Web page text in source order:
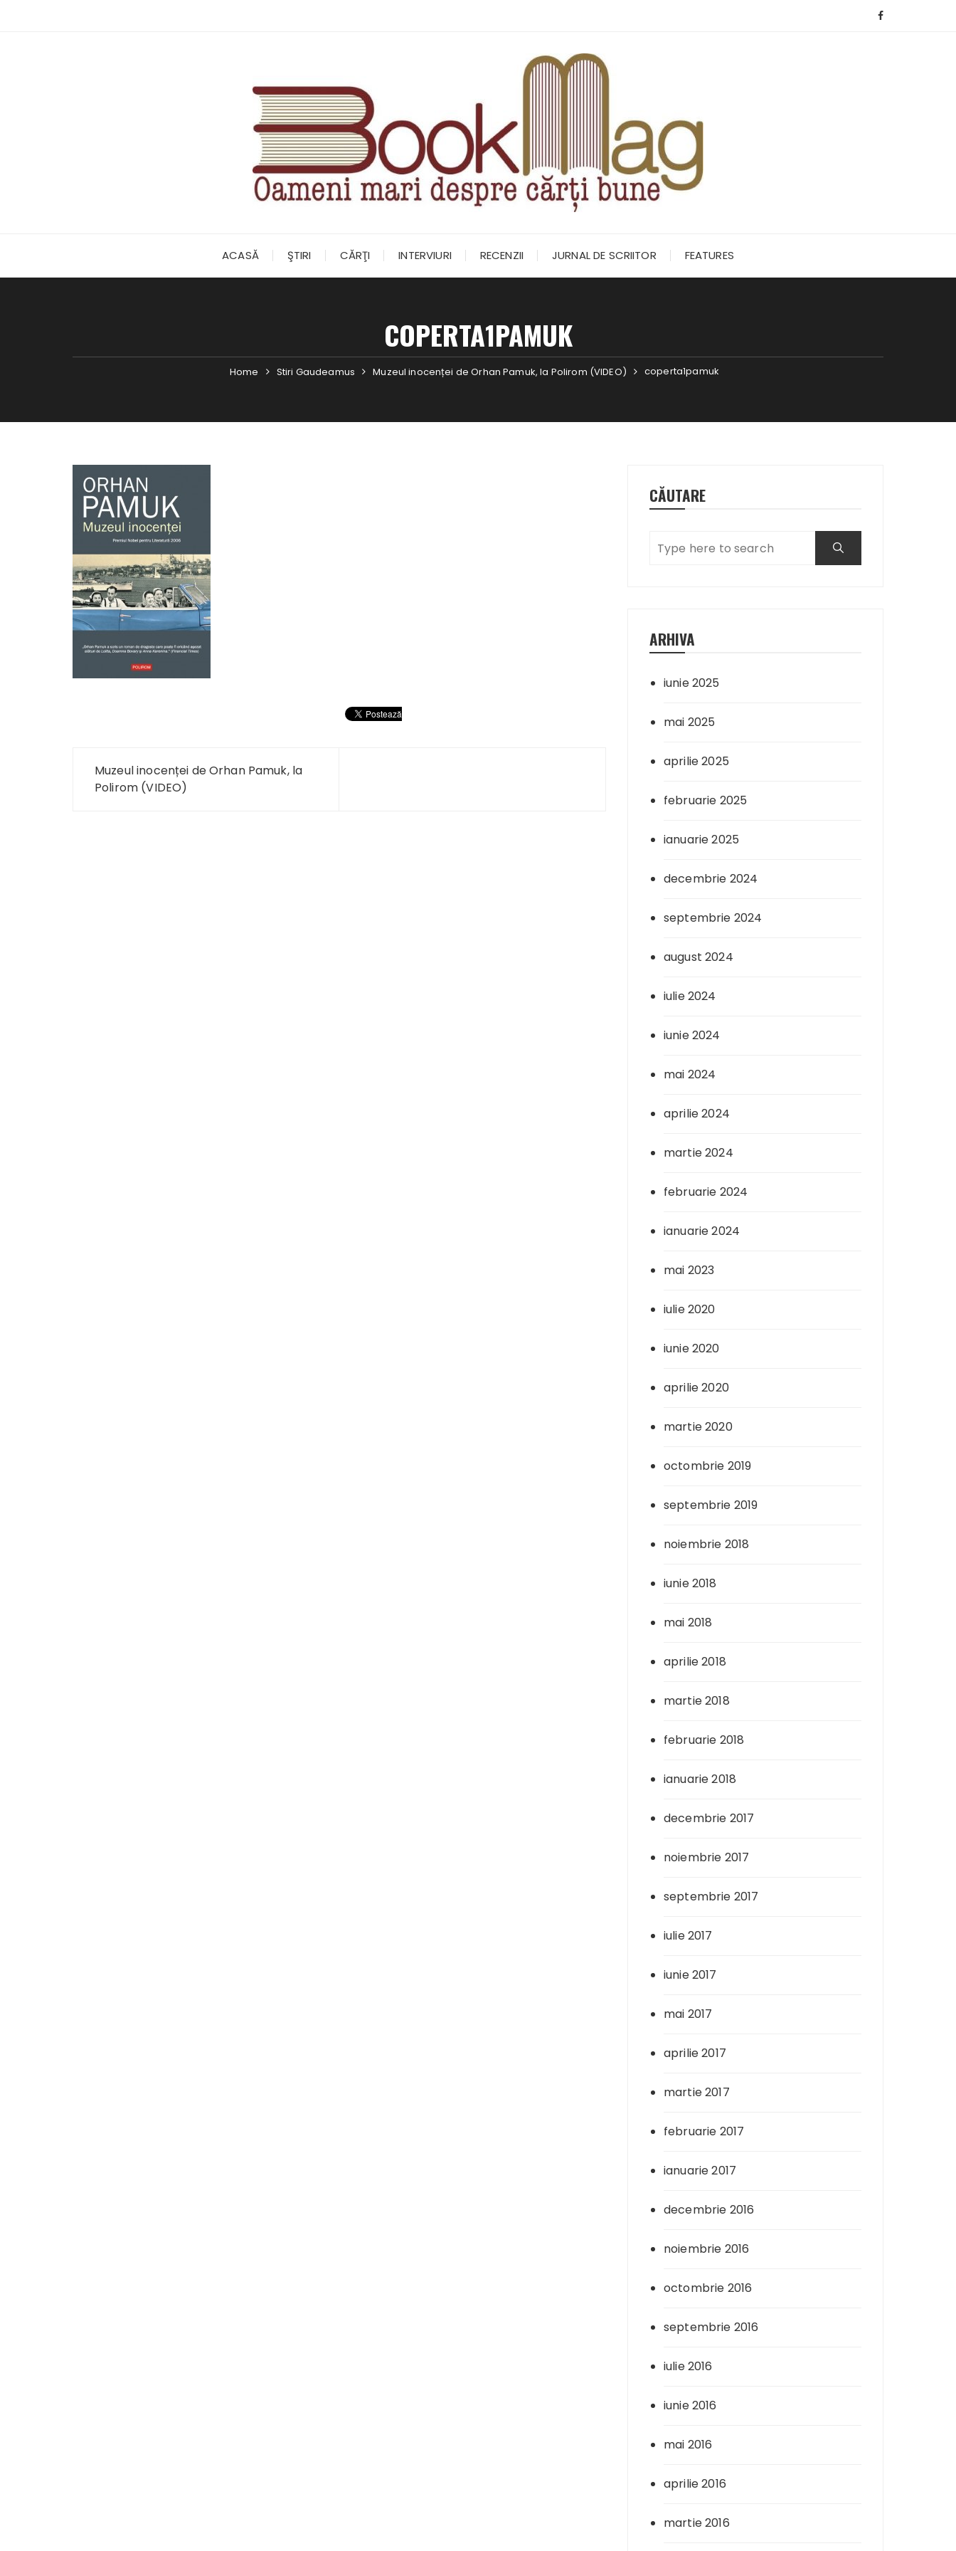
ACASĂ ŞTIRI CĂRŢI INTERVIURI RECENZII JURNAL DE SCRIITOR FEATURES
COPERTA1PAMUK
Home Stiri Gaudeamus Muzeul inocenței de Orhan Pamuk, la Polirom (VIDEO) coperta1pamuk
Navigare
Muzeul inocenței de Orhan Pamuk, la
Polirom (VIDEO)
CĂUTARE
ARHIVA
iunie 2025
mai 2025
aprilie 2025
februarie 2025
ianuarie 2025
decembrie 2024
septembrie 2024
august 2024
iulie 2024
iunie 2024
mai 2024
aprilie 2024
martie 2024
februarie 2024
ianuarie 2024
mai 2023
iulie 2020
iunie 2020
aprilie 2020
martie 2020
octombrie 2019
septembrie 2019
noiembrie 2018
iunie 2018
mai 2018
aprilie 2018
martie 2018
februarie 2018
ianuarie 2018
decembrie 2017
noiembrie 2017
septembrie 2017
iulie 2017
iunie 2017
mai 2017
aprilie 2017
martie 2017
februarie 2017
ianuarie 2017
decembrie 2016
noiembrie 2016
octombrie 2016
septembrie 2016
iulie 2016
iunie 2016
mai 2016
aprilie 2016
martie 2016